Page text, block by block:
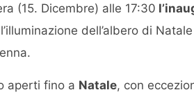
(15. Dicembre) alle 17:30
dell’albero di
aperti fino a Natale, con